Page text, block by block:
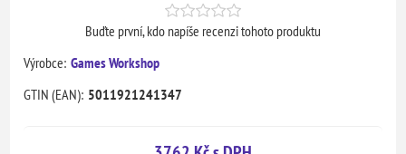
Buďte první, kdo napíše recenzi tohoto produktu
Výrobce: Games Workshop
GTIN (EAN): 5011921241347